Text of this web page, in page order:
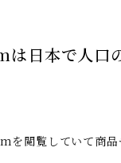
日本で人口
閲覧していて商